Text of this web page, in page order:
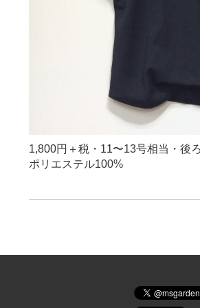
1,800円＋税・11〜13号相当・後
ポリエステル100%